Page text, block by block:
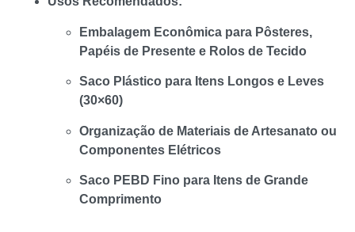
Embalagem Econômica para Pôsteres,
Papéis de Presente e Rolos de Tecido
Saco Plástico para Itens Longos e Leves
(30×60)
Organização de Materiais de Artesanato ou
Componentes Elétricos
Saco PEBD Fino para Itens de Grande
Comprimento